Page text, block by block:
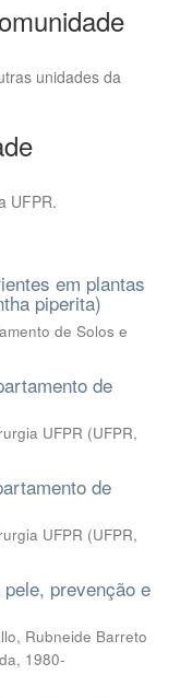
unidades da
UFPR.
em plantas
piperita)
de Solos e
de
UFPR (UFPR,
de
UFPR (UFPR,
prevenção e
Rubneide Barreto
1980-